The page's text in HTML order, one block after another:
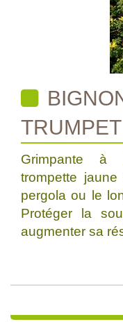
TRUMPET
Grimpante à
trompette
pergola ou le
Protéger la
augmenter sa